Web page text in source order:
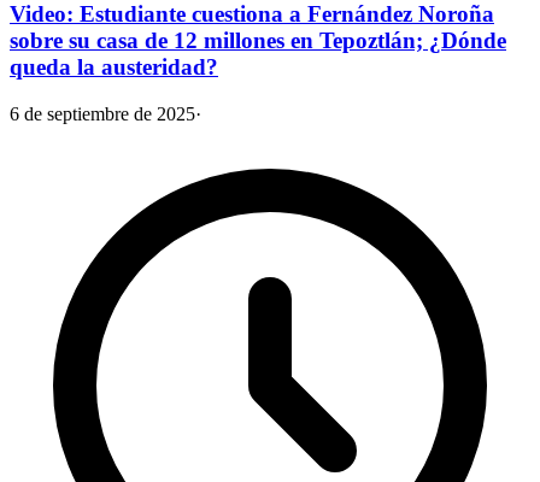
Video: Estudiante cuestiona a Fernández Noroña
sobre su casa de 12 millones en Tepoztlán; ¿Dónde
queda la austeridad?
6 de septiembre de 2025·